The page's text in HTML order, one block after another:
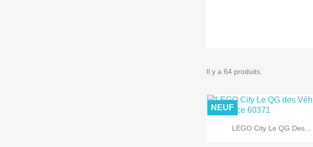
Il y a 64 produits.
 Aperçu rapide
LEGO City Le QG Des...
NEUF